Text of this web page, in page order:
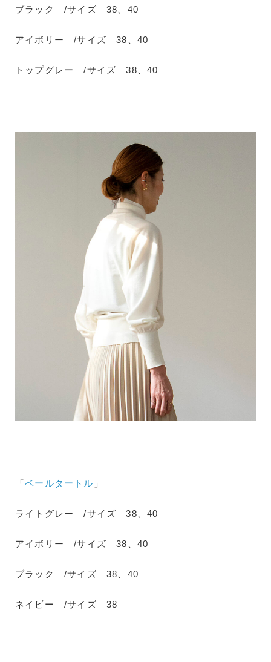
ブラック /サイズ 38、40
アイボリー /サイズ 38、40
トップグレー /サイズ 38、40
「ベールタートル 」
ライトグレー /サイズ 38、40
アイボリー /サイズ 38、40
ブラック /サイズ 38、40
ネイビー /サイズ 38